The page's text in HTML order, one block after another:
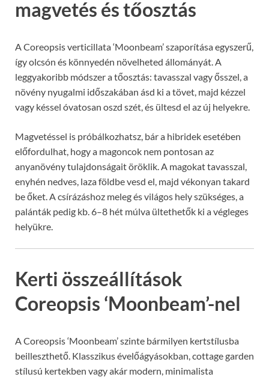
magvetés és tőosztás
A Coreopsis verticillata ‘Moonbeam’ szaporítása egyszerű,
így olcsón és könnyedén növelheted állományát. A
leggyakoribb módszer a tőosztás: tavasszal vagy ősszel, a
növény nyugalmi időszakában ásd ki a tövet, majd kézzel
vagy késsel óvatosan oszd szét, és ültesd el az új helyekre.
Magvetéssel is próbálkozhatsz, bár a hibridek esetében
előfordulhat, hogy a magoncok nem pontosan az
anyanövény tulajdonságait öröklik. A magokat tavasszal,
enyhén nedves, laza földbe vesd el, majd vékonyan takard
be őket. A csírázáshoz meleg és világos hely szükséges, a
palánták pedig kb. 6–8 hét múlva ültethetők ki a végleges
helyükre.
Kerti összeállítások
Coreopsis ‘Moonbeam’-nel
A Coreopsis ‘Moonbeam’ szinte bármilyen kertstílusba
beilleszthető. Klasszikus évelőágyásokban, cottage garden
stílusú kertekben vagy akár modern, minimalista